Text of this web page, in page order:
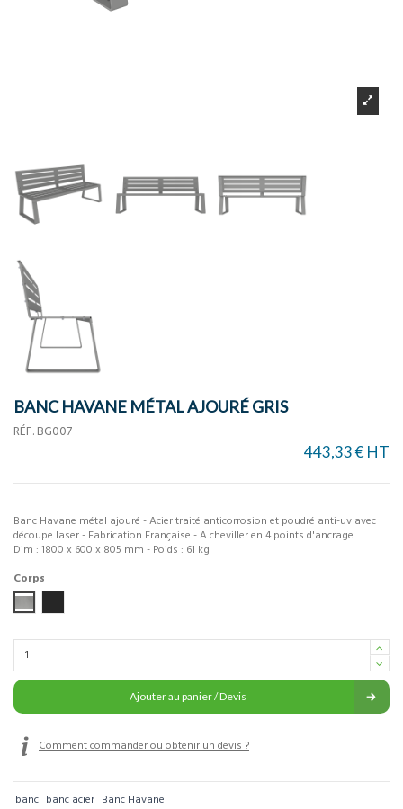
BANC HAVANE MÉTAL AJOURÉ GRIS
RÉF. BG007
443,33 € HT
Banc Havane métal ajouré - Acier traité anticorrosion et poudré anti-uv avec
découpe laser - Fabrication Française - A cheviller en 4 points d'ancrage
Dim : 1800 x 600 x 805 mm - Poids : 61 kg
Corps
Gris métal
Ajouter au panier / Devis
Comment commander ou obtenir un devis ?
banc banc acier Banc Havane